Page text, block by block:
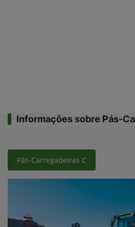
Informações sobre Pás-
Pás-Carregadeiras C